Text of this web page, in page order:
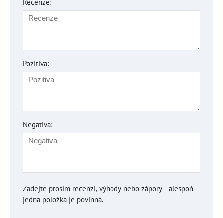
Recenze:
Pozitiva:
Negativa:
Zadejte prosím recenzi, výhody nebo zápory - alespoň
jedna položka je povinná.